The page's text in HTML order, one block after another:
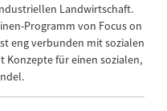
Landwirtschaft.
Programm von Focus on
eng verbunden mit sozialen
Konzepte für einen sozialen,